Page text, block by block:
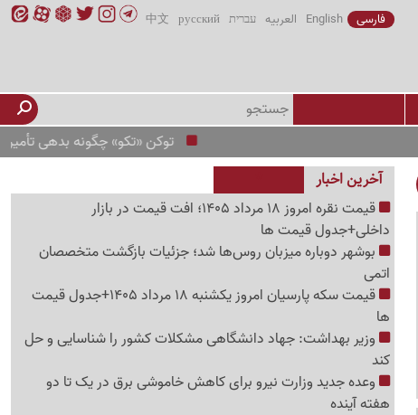
فارسی English العربیه עברית русский
中文
توکن «تکو» چگونه بدهی تأمین
آخرین اخبار
قیمت نقره امروز 18 مرداد 1405؛ افت قیمت در بازار
داخلی+جدول قیمت ها
بوشهر دوباره میزبان روس‌ها شد؛ جزئیات بازگشت متخصصان
اتمی
قیمت سکه پارسیان امروز یکشنبه 18 مرداد 1405+جدول قیمت
ها
وزیر بهداشت: جهاد دانشگاهی مشکلات کشور را شناسایی و حل
کند
وعده جدید وزارت نیرو برای کاهش خاموشی برق در یک تا دو
هفته آینده